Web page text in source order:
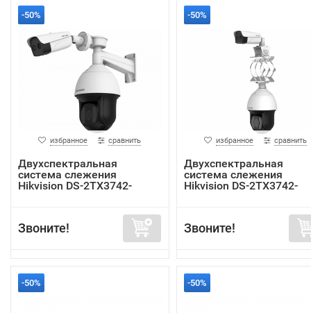
-50%
избранное сравнить
Двухспектральная
система слежения
Hikvision DS-2TX3742-
Звоните!
-50%
избранное сравнить
Двухспектральная
система слежения
Hikvision DS-2TX3742-
Звоните!
-50% -50%